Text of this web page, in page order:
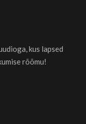
kus lapsed
rõõmu!